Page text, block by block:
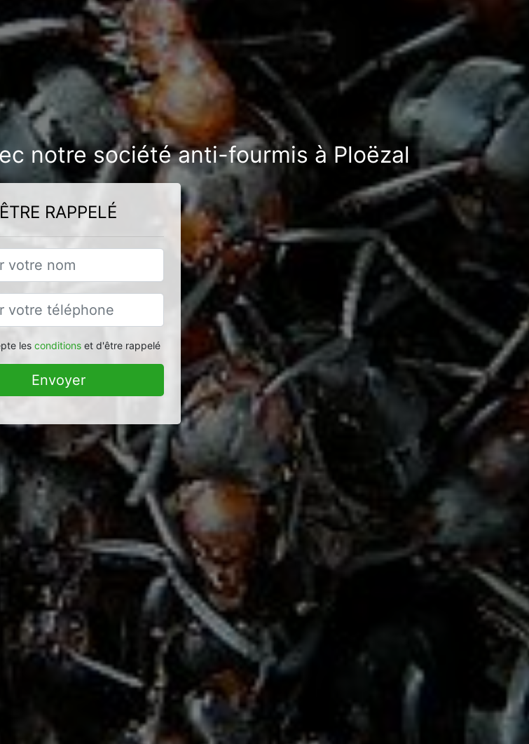
notre société anti-fourmis à Ploëzal
ÊTRE RAPPELÉ
les conditionset d'être rappelé
Envoyer